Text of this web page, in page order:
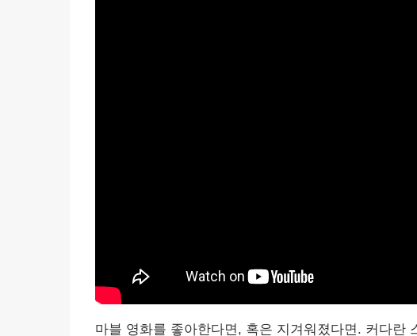
마블 영화를 좋아한다면, 혹은 지겨워졌다면. 커다란